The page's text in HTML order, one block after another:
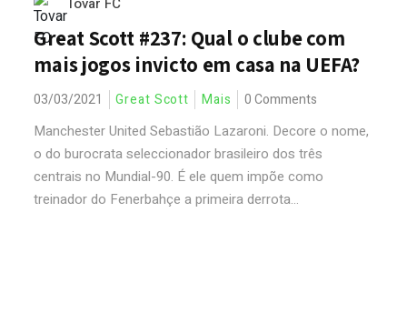
Great Scott #237: Qual o clube com
mais jogos invicto em casa na UEFA?
03/03/2021 Great Scott Mais 0 Comments
Manchester United Sebastião Lazaroni. Decore o nome,
o do burocrata seleccionador brasileiro dos três
centrais no Mundial-90. É ele quem impõe como
treinador do Fenerbahçe a primeira derrota...